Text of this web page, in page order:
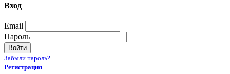
Вход
Email
Пароль
Войти
Забыли пароль?
Регистрация